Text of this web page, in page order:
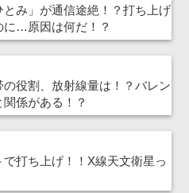
とみ」が通信途絶！？打ち上げ
に…原因は何だ！？
の役割、放射線量は！？バレン
係がある！？
で打ち上げ！！X線天文衛星っ